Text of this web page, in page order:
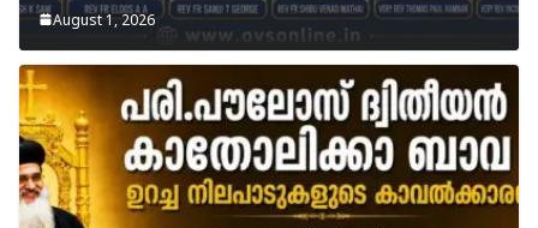
August 1, 2026